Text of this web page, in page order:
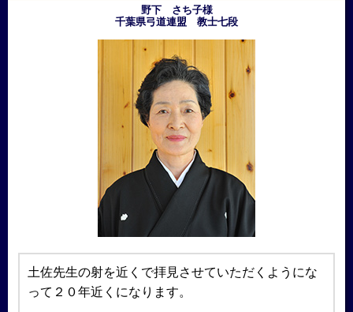
野下 さち子様
千葉県弓道連盟 教士七段
土佐先生の射を近くで拝見させていただくようにな
って２０年近くになります。